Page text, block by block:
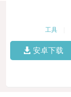
工具
安卓下载